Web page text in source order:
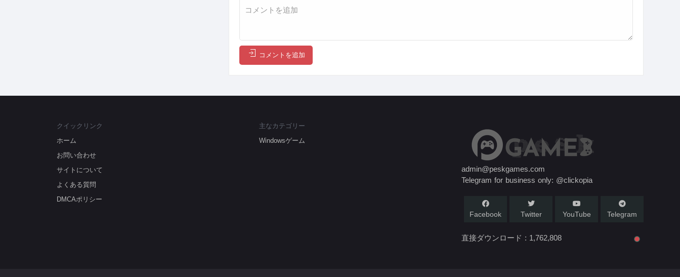
コメントを追加
クイックリンク
ホーム
お問い合わせ
サイトについて
よくある質問
DMCAポリシー
主なカテゴリー
Windowsゲーム
admin@peskgames.com
Telegram for business only: @clickopia
Facebook Twitter YouTube Telegram
直接ダウンロード : 1,762,808